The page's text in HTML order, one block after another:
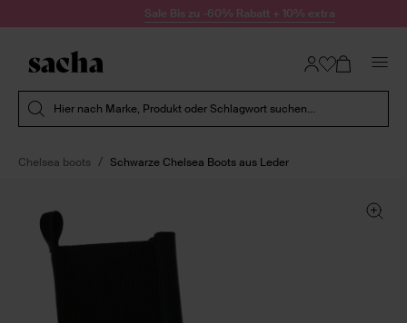
Sale Bis zu -60% Rabatt + 10% extra
Hier nach Marke, Produkt oder Schlagwort suchen...
Chelsea boots Schwarze Chelsea Boots aus Leder